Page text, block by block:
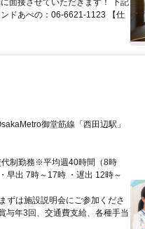
面接させていただきます！ 下記
ドあべの：06-6621-1123 【仕
御堂筋線「西田辺駅」
制勤務※平均週40時間（8時
早出 7時～17時 ・遅出 12時～
は施設説明会にご参加くださ
与年3回、交通費支給、各種手当